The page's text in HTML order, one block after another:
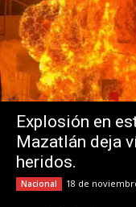
Explosión en
Mazatlán deja
heridos.
Nacional 18 de